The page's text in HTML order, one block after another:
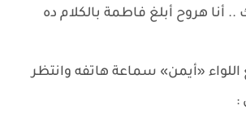
هروح أبلغ فاطمة بالكلام ده
«أيمن» سماعة هاتفه وانتظر
: